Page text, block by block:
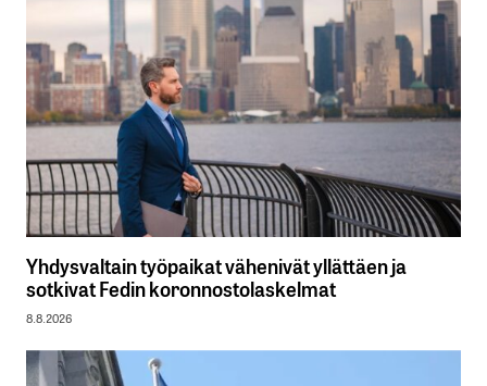
Yhdysvaltain työpaikat vähenivät yllättäen ja
sotkivat Fedin koronnostolaskelmat
8.8.2026